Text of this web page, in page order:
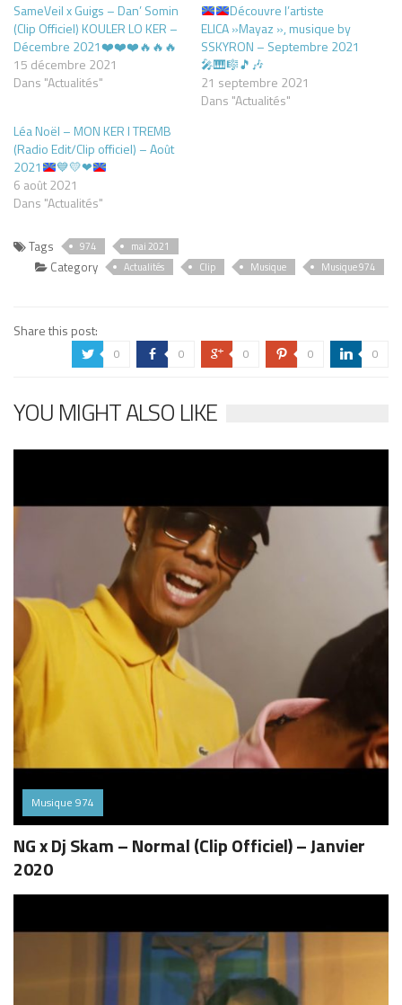
SameVeil x Guigs – Dan’ Somin
(Clip Officiel) KOULER LO KER –
Décembre 2021❤️❤️❤️🔥🔥🔥
15 décembre 2021
Dans "Actualités"
Découvre l’artiste
ELICA »Mayaz », musique by
SSKYRON – Septembre 2021
🎤🎹🎼🎵🎶
21 septembre 2021
Dans "Actualités"
Léa Noël – MON KER I TREMB
(Radio Edit/Clip officiel) – Août
2021
💙💛❤
6 août 2021
Dans "Actualités"
Tags 974 mai 2021
Category Actualités Clip Musique Musique 974
Share this post:
a 0 b 0 c 0 d 0 j 0
YOU MIGHT ALSO LIKE
Musique 974
NG x Dj Skam – Normal (Clip Officiel) – Janvier
2020